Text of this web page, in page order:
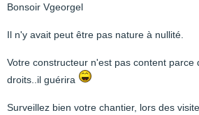
Bonsoir Vgeorgel
Il n'y avait peut être pas nature à nullité.
Votre constructeur n'est pas content parce
droits..il guérira
Surveillez bien votre chantier, lors des